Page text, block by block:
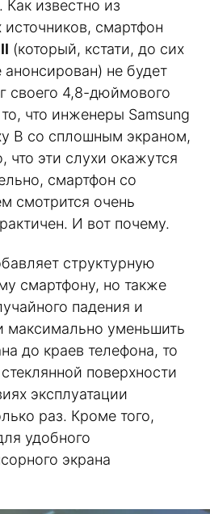
Как известно из
смартфон
(который, кстати, до сих
не будет
своего 4,8-дюймового
что инженеры Samsung
B со сплошным экраном,
что эти слухи окажутся
смартфон со
смотрится очень
И вот почему.
структурную
смартфону, но также
падения и
максимально уменьшить
до краев телефона, то
поверхности
эксплуатации
раз. Кроме того,
удобного
экрана